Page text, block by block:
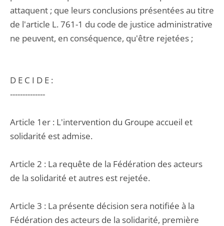
attaquent ; que leurs conclusions présentées au titre
de l'article L. 761-1 du code de justice administrative
ne peuvent, en conséquence, qu'être rejetées ;
D E C I D E :
--------------
Article 1er : L'intervention du Groupe accueil et
solidarité est admise.
Article 2 : La requête de la Fédération des acteurs
de la solidarité et autres est rejetée.
Article 3 : La présente décision sera notifiée à la
Fédération des acteurs de la solidarité, première